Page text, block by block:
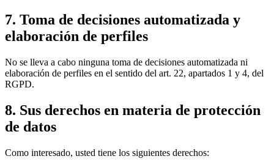
7. Toma de decisiones automatizada y
elaboración de perfiles
No se lleva a cabo ninguna toma de decisiones automatizada ni
elaboración de perfiles en el sentido del art. 22, apartados 1 y 4, del
RGPD.
8. Sus derechos en materia de protección
de datos
Como interesado, usted tiene los siguientes derechos: